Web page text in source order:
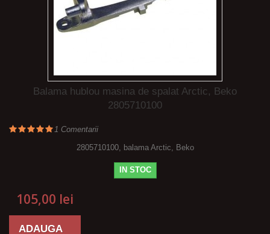
Balama hublou masina de spalat Arctic, Beko
2805710100
1 Comentarii
2805710100, balama Arctic, Beko
IN STOC
105,00 lei
ADAUGA